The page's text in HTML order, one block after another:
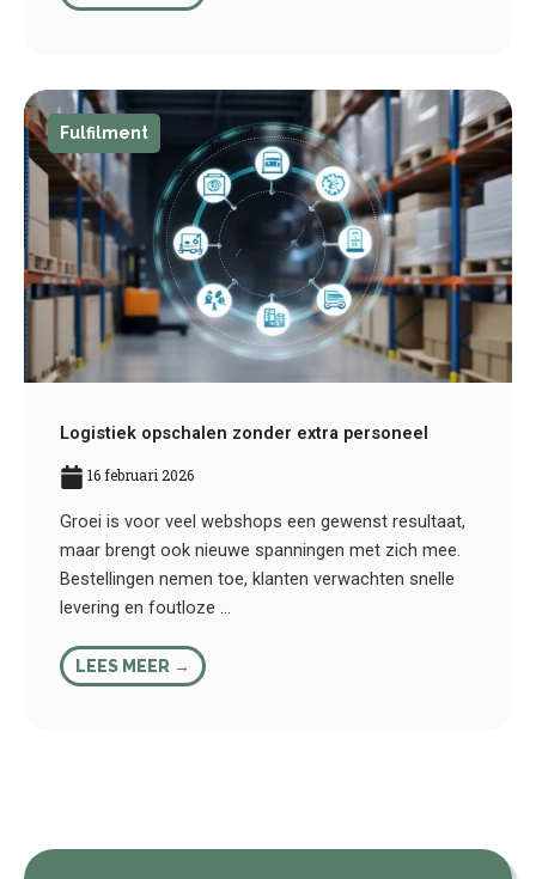
Fulfilment
Logistiek opschalen zonder extra personeel
16 februari 2026
Groei is voor veel webshops een gewenst resultaat,
maar brengt ook nieuwe spanningen met zich mee.
Bestellingen nemen toe, klanten verwachten snelle
levering en foutloze ...
LEES MEER →